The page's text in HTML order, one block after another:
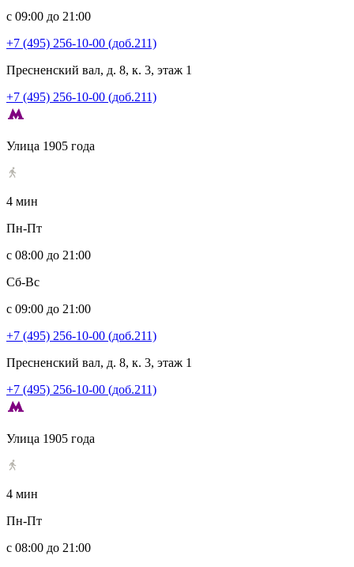
с 09:00 до 21:00
+7 (495) 256-10-00 (доб.211)
Пресненский вал, д. 8, к. 3, этаж 1
+7 (495) 256-10-00 (доб.211)
Улица 1905 года
4 мин
Пн-Пт
с 08:00 до 21:00
Сб-Вс
с 09:00 до 21:00
+7 (495) 256-10-00 (доб.211)
Пресненский вал, д. 8, к. 3, этаж 1
+7 (495) 256-10-00 (доб.211)
Улица 1905 года
4 мин
Пн-Пт
с 08:00 до 21:00